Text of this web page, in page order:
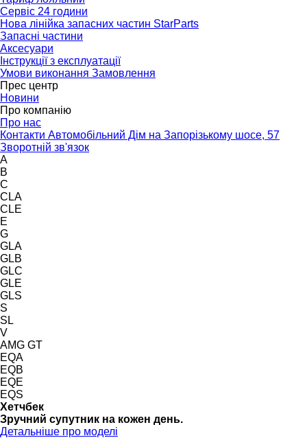
Сервіс 24 години
Нова лінійка запасних частин StarParts
Запасні частини
Аксесуари
Інструкції з експлуатації
Умови виконання Замовлення
Прес центр
Новини
Про компанію
Про нас
Контакти Автомобільний Дім на Запорізькому шосе, 57
Зворотній зв'язок
A
B
C
CLA
CLE
E
G
GLA
GLB
GLC
GLE
GLS
S
SL
V
AMG GT
EQA
EQB
EQE
EQS
Хетчбек
Зручний супутник на кожен день.
Детальніше про моделі